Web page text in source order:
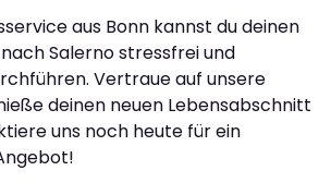
aus Bonn kannst du deinen
Salerno stressfrei und
Vertraue auf unsere
deinen neuen Lebensabschnitt
uns noch heute für ein